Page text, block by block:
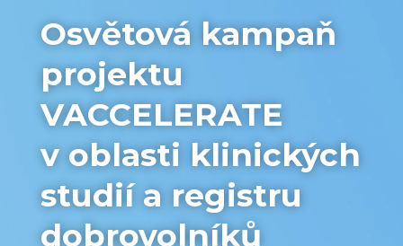
Osvětová kampaň
projektu
VACCELERATE
v oblasti klinických
studií a registru
dobrovolníků